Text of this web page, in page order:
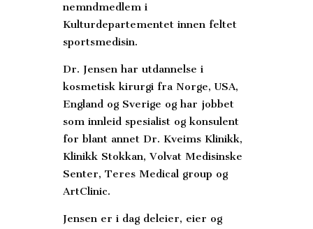
nemndmedlem i
Kulturdepartementet innen feltet
sportsmedisin.
Dr. Jensen har utdannelse i
kosmetisk kirurgi fra Norge, USA,
England og Sverige og har jobbet
som innleid spesialist og konsulent
for blant annet Dr. Kveims Klinikk,
Klinikk Stokkan, Volvat Medisinske
Senter, Teres Medical group og
ArtClinic.
Jensen er i dag deleier, eier og